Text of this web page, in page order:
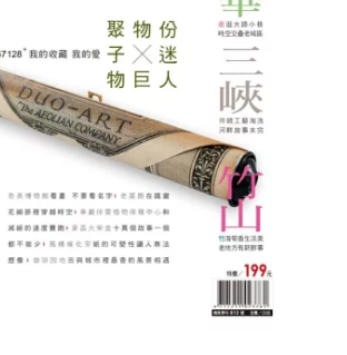
化妝保養 情趣用品
電子/紙本書